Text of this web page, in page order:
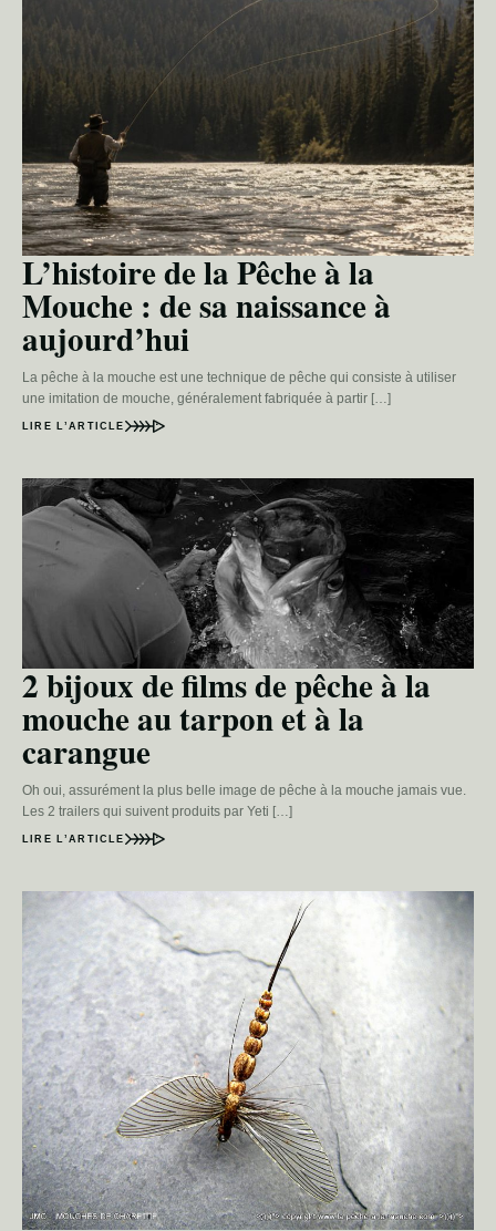
L’histoire de la Pêche à la
Mouche : de sa naissance à
aujourd’hui
La pêche à la mouche est une technique de pêche qui consiste à utiliser
une imitation de mouche, généralement fabriquée à partir […]
LIRE L’ARTICLE
2 bijoux de films de pêche à la
mouche au tarpon et à la
carangue
Oh oui, assurément la plus belle image de pêche à la mouche jamais vue.
Les 2 trailers qui suivent produits par Yeti […]
LIRE L’ARTICLE